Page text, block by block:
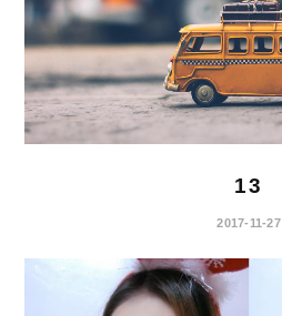
13
2017-11-27